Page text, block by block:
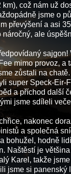
což nám už
jsme o
převýšení a asi
ale
sajgon!
mimo provoz, a
zůstali na
super Speck-Eir-
a příchod další
jsme sdíleli
nakonec
a společná
bohužel, hodně
Naštěstí je
Karel, takže
jsme si panenský